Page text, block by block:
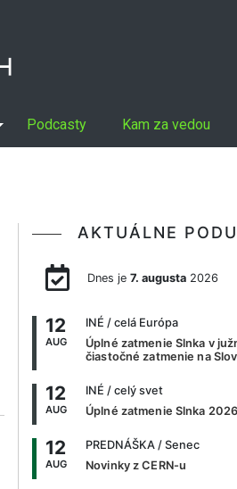
Podcasty Kam za vedou
AKTUÁLNE
Dnes je 7. augusta2026
12
AUG
INÉ / celá Európa
Úplné zatmenie Slnka v
čiastočné zatmenie na
12
AUG
INÉ / celý svet
Úplné zatmenie Slnka
12
AUG
PREDNÁŠKA / Senec
Novinky z CERN-u